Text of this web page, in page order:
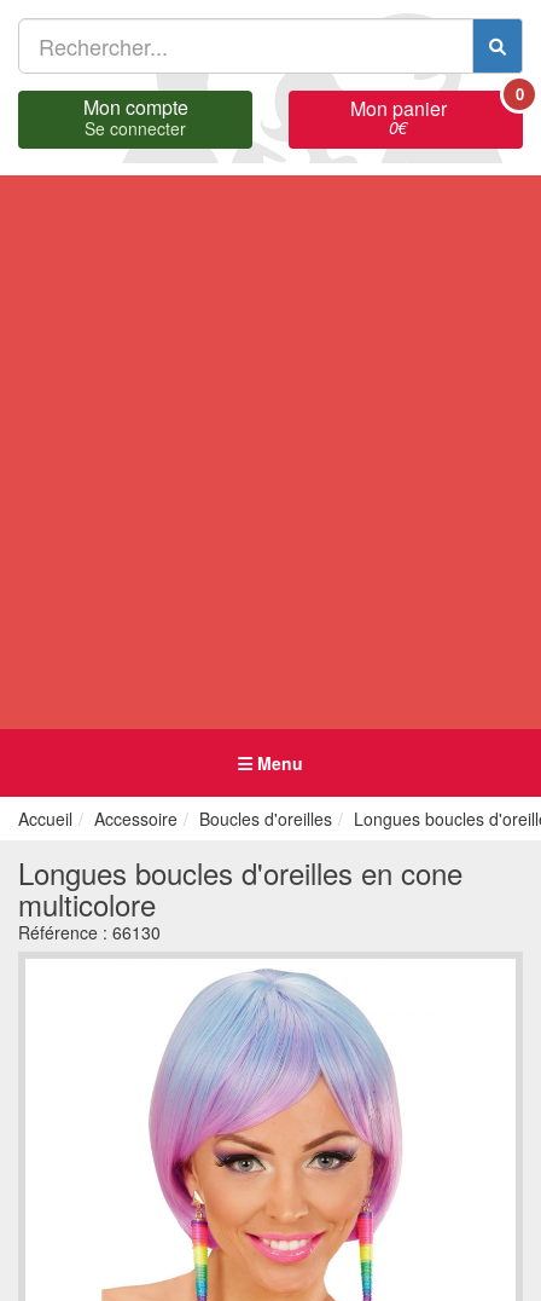
Mon compte
Se connecter
Mon panier
0€
0
Menu
Accueil Accessoire Boucles d'oreilles Longues boucles
Longues boucles d'oreilles en cone
multicolore
Référence : 66130